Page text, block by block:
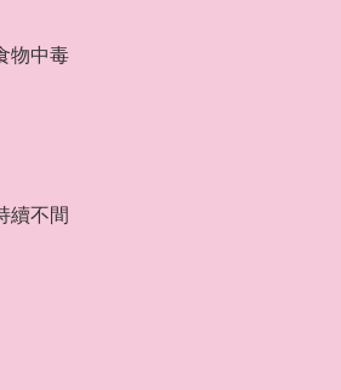
物中毒
續不間